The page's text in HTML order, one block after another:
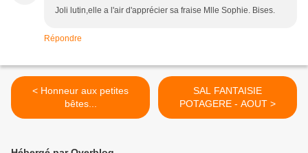
Joli lutin,elle a l'air d'apprécier sa fraise Mlle Sophie. Bises.
Répondre
< Honneur aux petites
bêtes...
SAL FANTAISIE
POTAGERE - AOUT >